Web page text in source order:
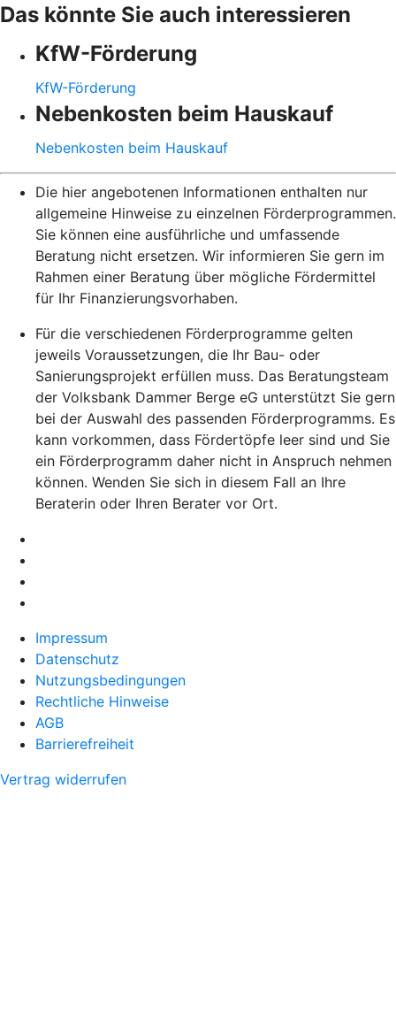
Das könnte Sie auch interessieren
KfW-Förderung
KfW-Förderung
Nebenkosten beim Hauskauf
Nebenkosten beim Hauskauf
Die hier angebotenen Informationen enthalten nur
allgemeine Hinweise zu einzelnen Förderprogrammen.
Sie können eine ausführliche und umfassende
Beratung nicht ersetzen. Wir informieren Sie gern im
Rahmen einer Beratung über mögliche Fördermittel
für Ihr Finanzierungsvorhaben.
Für die verschiedenen Förderprogramme gelten
jeweils Voraussetzungen, die Ihr Bau- oder
Sanierungsprojekt erfüllen muss. Das Beratungsteam
der Volksbank Dammer Berge eG unterstützt Sie gern
bei der Auswahl des passenden Förderprogramms. Es
kann vorkommen, dass Fördertöpfe leer sind und Sie
ein Förderprogramm daher nicht in Anspruch nehmen
können. Wenden Sie sich in diesem Fall an Ihre
Beraterin oder Ihren Berater vor Ort.
Impressum
Datenschutz
Nutzungsbedingungen
Rechtliche Hinweise
AGB
Barrierefreiheit
Vertrag widerrufen